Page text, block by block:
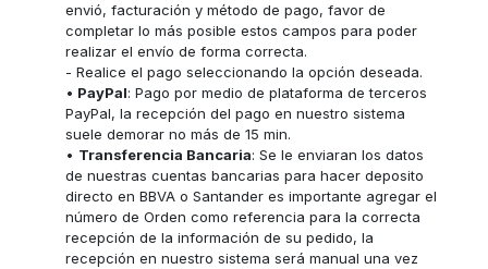
envió, facturación y método de pago, favor de
completar lo más posible estos campos para poder
realizar el envío de forma correcta.
- Realice el pago seleccionando la opción deseada.
• PayPal: Pago por medio de plataforma de terceros
PayPal, la recepción del pago en nuestro sistema
suele demorar no más de 15 min.
• Transferencia Bancaria: Se le enviaran los datos
de nuestras cuentas bancarias para hacer deposito
directo en BBVA o Santander es importante agregar el
número de Orden como referencia para la correcta
recepción de la información de su pedido, la
recepción en nuestro sistema será manual una vez